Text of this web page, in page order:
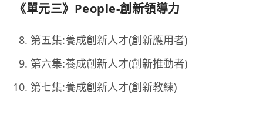
《單元三》People-創新領導力
第五集:養成創新人才(創新應用者)
第六集:養成創新人才(創新推動者)
第七集:養成創新人才(創新教練)